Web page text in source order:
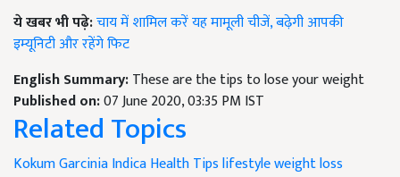
ये खबर भी पढ़े:चाय में शामिल करें यह मामूली चीजें, बढ़ेगी आपकी
इम्यूनिटी और रहेंगे फिट
English Summary:These are the tips to lose your weight
Published on:07 June 2020, 03:35 PM IST
Related Topics
KokumGarcinia IndicaHealth Tipslifestyleweight loss